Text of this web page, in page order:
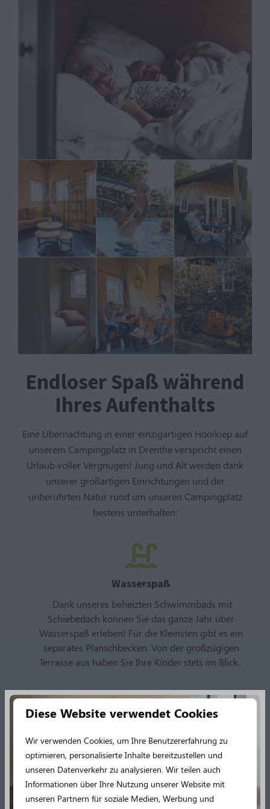
Endloser Spaß während
Ihres Aufenthalts
Eine Übernachtung in einer einzigartigen Hooikiep auf
unserem Campingplatz in Drenthe verspricht einen
Urlaub voller Vergnügen! Jung und Alt werden dank
unserer großartigen Einrichtungen und der
unberührten Natur rund um unseren Campingplatz
bestens unterhalten:
Wasserspaß
Dank unseres beheizten Schwimmbads mit
Schiebedach können Sie das ganze Jahr über
Wasserspaß erleben! Für die Kleinsten gibt es ein
separates Planschbecken. Von der großzügigen
Terrasse aus haben Sie Ihre Kinder stets im Blick.
Spielen und Sport treiben
Stellen Sie sich der Herausforderung auf unserem
multifunktionalen Sportplatz! Tennis, Basketball oder
Padel – hier ist alles möglich. In den Ferienzeiten
steht Ihnen unser engagiertes Animationsteam mit
Diese Website verwendet Cookies
Wir verwenden Cookies, um Ihre Benutzererfahrung zu
optimieren, personalisierte Inhalte bereitzustellen und
unseren Datenverkehr zu analysieren. Wir teilen auch
Informationen über Ihre Nutzung unserer Website mit
unseren Partnern für soziale Medien, Werbung und